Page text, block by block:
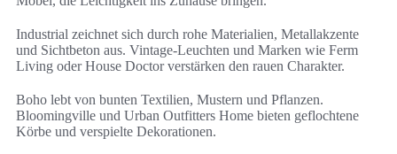
Industrial zeichnet sich durch rohe Materialien, Metallakzente
und Sichtbeton aus. Vintage-Leuchten und Marken wie Ferm
Living oder House Doctor verstärken den rauen Charakter.
Boho lebt von bunten Textilien, Mustern und Pflanzen.
Bloomingville und Urban Outfitters Home bieten geflochtene
Körbe und verspielte Dekorationen.